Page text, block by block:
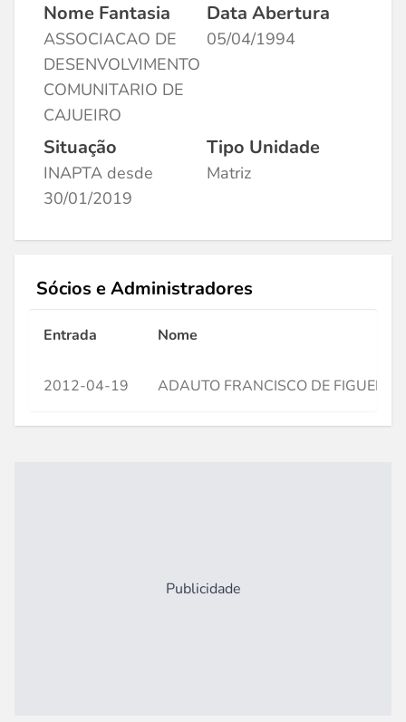
Nome Fantasia
ASSOCIACAO DE
DESENVOLVIMENTO
COMUNITARIO DE
CAJUEIRO
Data Abertura
05/04/1994
Situação
INAPTA desde
30/01/2019
Tipo Unidade
Matriz
Sócios e Administradores
Entrada Nome
2012-04-19 ADAUTO FRANCISCO DE
Publicidade